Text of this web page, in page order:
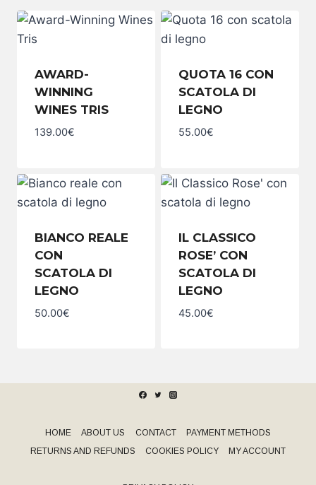
AWARD-
WINNING
WINES TRIS
139.00€
Award-
quantity
QUOTA 16 CON
SCATOLA DI
LEGNO
55.00€
Quota
di
legno
quantity
BIANCO REALE
CON
SCATOLA DI
LEGNO
50.00€
Bianco
IL CLASSICO
ROSE’ CON
SCATOLA DI
LEGNO
45.00€
Il
quantity
HOME ABOUT US CONTACT
PAYMENT METHODS
RETURNS AND REFUNDS
COOKIES POLICY MY ACCOUNT